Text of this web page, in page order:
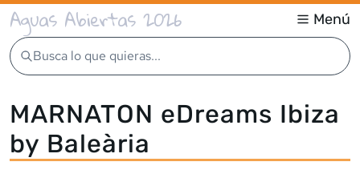
Aguas Abiertas 2026 Menú
Busca lo que quieras...
MARNATON eDreams Ibiza
by Baleària